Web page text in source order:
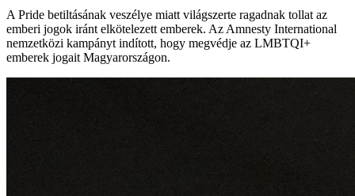
A Pride betiltásának veszélye miatt világszerte ragadnak tollat az
emberi jogok iránt elkötelezett emberek. Az Amnesty International
nemzetközi kampányt indított, hogy megvédje az LMBTQI+
emberek jogait Magyarországon.